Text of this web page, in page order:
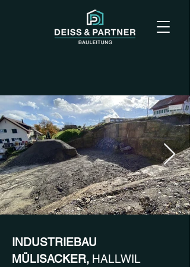
INDUSTRIEBAU
MÜLISACKER, HALLWIL